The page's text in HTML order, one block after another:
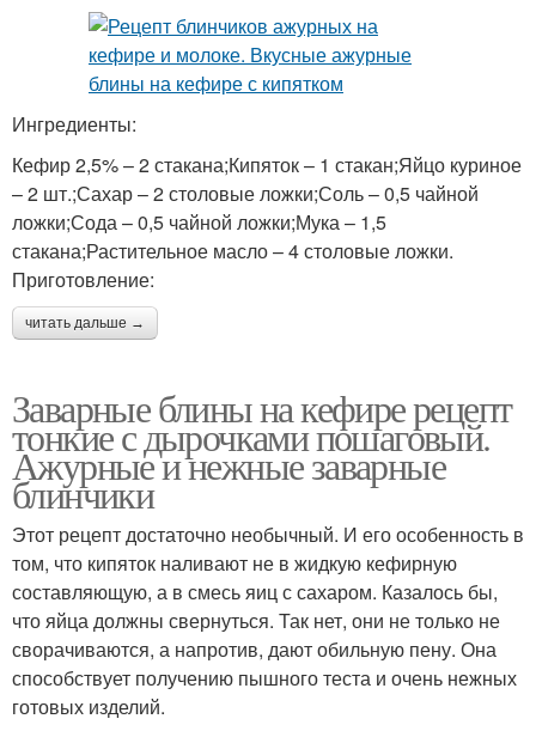
Ингредиенты:
Кефир 2,5% – 2 стакана;Кипяток – 1 стакан;Яйцо куриное
– 2 шт.;Сахар – 2 столовые ложки;Соль – 0,5 чайной
ложки;Сода – 0,5 чайной ложки;Мука – 1,5
стакана;Растительное масло – 4 столовые ложки.
Приготовление:
читать дальше →
Заварные блины на кефире рецепт
тонкие с дырочками пошаговый.
Ажурные и нежные заварные
блинчики
Этот рецепт достаточно необычный. И его особенность в
том, что кипяток наливают не в жидкую кефирную
составляющую, а в смесь яиц с сахаром. Казалось бы,
что яйца должны свернуться. Так нет, они не только не
сворачиваются, а напротив, дают обильную пену. Она
способствует получению пышного теста и очень нежных
готовых изделий.